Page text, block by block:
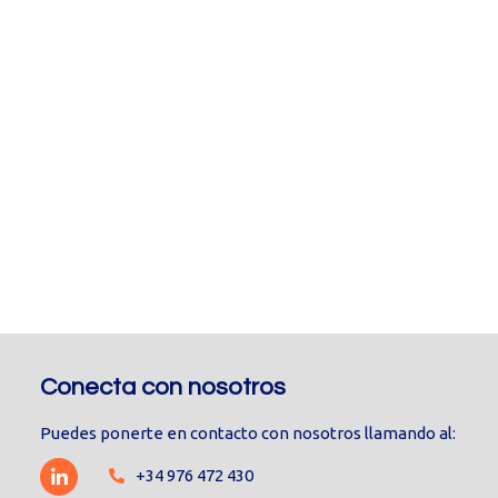
Conecta con nosotros
Puedes ponerte en contacto con nosotros llamando al:
+34 976 472 430